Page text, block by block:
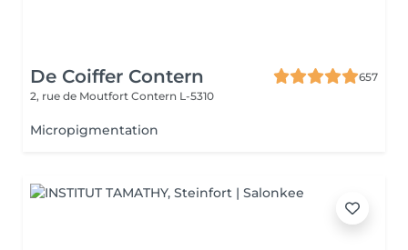
De Coiffer Contern
657
2, rue de Moutfort Contern L-5310
Micropigmentation